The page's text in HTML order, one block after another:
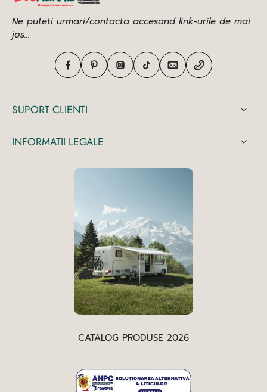
Ne puteti urmari/contacta accesand link-urile de mai
jos...
SUPORT CLIENTI
INFORMATII LEGALE
CATALOG PRODUSE 2026